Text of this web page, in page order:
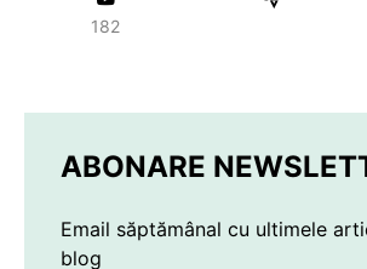
182
ABONARE
Email săptămânal cu ultimele
blog